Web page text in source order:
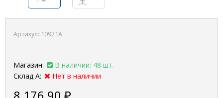
Артикул: 10921A
Магазин:
В наличии: 48 шт.
Склад А:
Нет в наличии